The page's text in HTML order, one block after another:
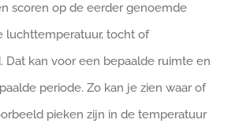
scoren op de eerder genoemde
luchttemperatuur, tocht of
Dat kan voor een bepaalde ruimte en
periode. Zo kan je zien waar of
pieken zijn in de temperatuur